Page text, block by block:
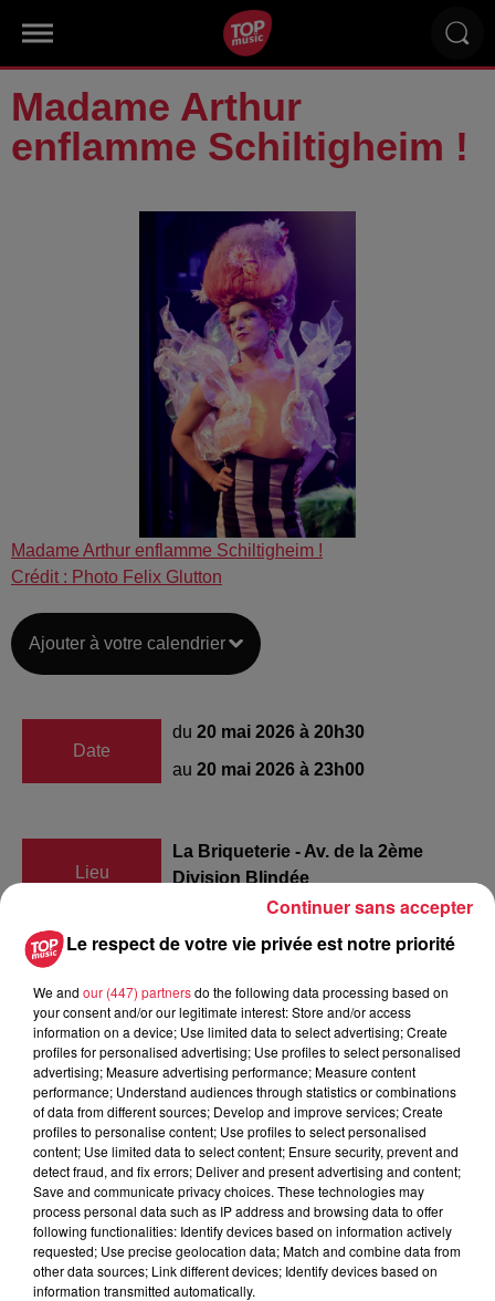
Madame Arthur
enflamme Schiltigheim !
Madame Arthur enflamme Schiltigheim !
Crédit : Photo Felix Glutton
Ajouter à votre calendrier
Date
du 20 mai 2026 à 20h30
au 20 mai 2026 à 23h00
Lieu
La Briqueterie - Av. de la 2ème
Division Blindée
Schiltigheim
Organisateur
schiltigheim.fr/agenda/madame-arthur-
cabaret-musical-drag-briqueterie-
schiltigheim/
Tarif Payant
Le nouveau spectacle musical du cabaret mythique de
Pigalle débarque à Schiltigheim !
Le respect de votre vie privée est notre priorité
We and our (447) partnersdo the following data processing based on
your consent and/or our legitimate interest: Store and/or access
information on a device; Use limited data to select advertising; Create
profiles for personalised advertising; Use profiles to select personalised
advertising; Measure advertising performance; Measure content
performance; Understand audiences through statistics or combinations
of data from different sources; Develop and improve services; Create
profiles to personalise content; Use profiles to select personalised
content; Use limited data to select content; Ensure security, prevent and
detect fraud, and fix errors; Deliver and present advertising and content;
Save and communicate privacy choices. These technologies may
process personal data such as IP address and browsing data to offer
following functionalities: Identify devices based on information actively
requested; Use precise geolocation data; Match and combine data from
other data sources; Link different devices; Identify devices based on
information transmitted automatically.
Continuer sans accepter